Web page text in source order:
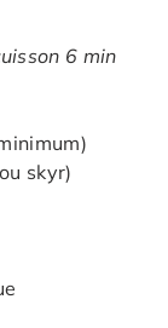
6 min
skyr)